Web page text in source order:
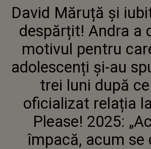
AU
DEZVĂLUIT
CARE CEI DOI
AU SPUS
DUPĂ CE ȘI-
2025: „ACUM
SE CEARTĂ”
David Măruță și
despărțit! Andra a
motivul pentru
adolescenți și-au
trei luni după
oficializat relația
Please! 2025:
împacă, acum se